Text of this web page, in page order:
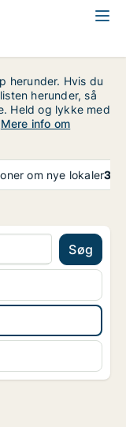
herunder. Hvis du
herunder, så
Held og lykke med
Mere info om
om nye lokaler
Søg